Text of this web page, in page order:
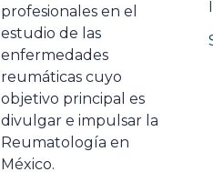
profesionales en el
estudio de las
enfermedades
reumáticas cuyo
objetivo principal es
divulgar e impulsar la
Reumatología en
México.